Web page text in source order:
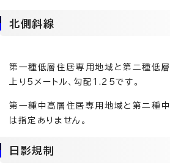
北側斜線
第一種低層住居専用地域と第二種低
上り5メートル、勾配1.25です。
第一種中高層住居専用地域と第二種
は指定ありません。
日影規制